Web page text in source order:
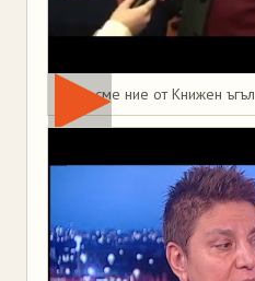
Това сме ние от Книжен ъгъл